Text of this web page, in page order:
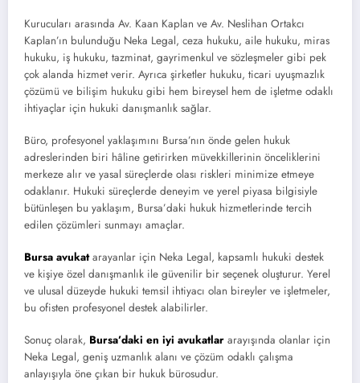
Kurucuları arasında Av. Kaan Kaplan ve Av. Neslihan Ortakcı
Kaplan’ın bulunduğu Neka Legal, ceza hukuku, aile hukuku, miras
hukuku, iş hukuku, tazminat, gayrimenkul ve sözleşmeler gibi pek
çok alanda hizmet verir. Ayrıca şirketler hukuku, ticari uyuşmazlık
çözümü ve bilişim hukuku gibi hem bireysel hem de işletme odaklı
ihtiyaçlar için hukuki danışmanlık sağlar.
Büro, profesyonel yaklaşımını Bursa’nın önde gelen hukuk
adreslerinden biri hâline getirirken müvekkillerinin önceliklerini
merkeze alır ve yasal süreçlerde olası riskleri minimize etmeye
odaklanır. Hukuki süreçlerde deneyim ve yerel piyasa bilgisiyle
bütünleşen bu yaklaşım, Bursa’daki hukuk hizmetlerinde tercih
edilen çözümleri sunmayı amaçlar.
Bursa avukatarayanlar için Neka Legal, kapsamlı hukuki destek
ve kişiye özel danışmanlık ile güvenilir bir seçenek oluşturur. Yerel
ve ulusal düzeyde hukuki temsil ihtiyacı olan bireyler ve işletmeler,
bu ofisten profesyonel destek alabilirler.
Sonuç olarak, Bursa’daki en iyi avukatlar arayışında olanlar için
Neka Legal, geniş uzmanlık alanı ve çözüm odaklı çalışma
anlayışıyla öne çıkan bir hukuk bürosudur.